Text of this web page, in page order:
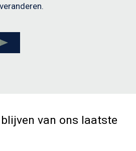
van ons laatste